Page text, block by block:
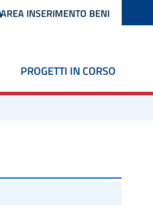
AREA INSERIMENTO BENI
PROGETTI IN CORSO